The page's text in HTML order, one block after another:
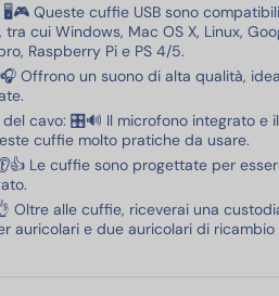
Queste cuffie USB sono
cui Windows, Mac OS X, Linux,
Raspberry Pi e PS 4/5.
Offrono un suono di alta qualità,
cavo: 🎛️🔊 Il microfono integrato e
cuffie molto pratiche da usare.
Le cuffie sono progettate per
Oltre alle cuffie, riceverai una
auricolari e due auricolari di ricambio